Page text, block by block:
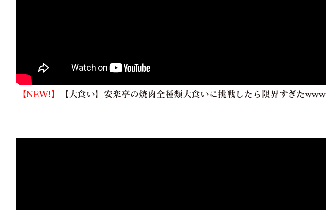
【NEW!】 【大食い】安楽亭の焼肉全種類大食いに挑戦したら限界すぎたwww